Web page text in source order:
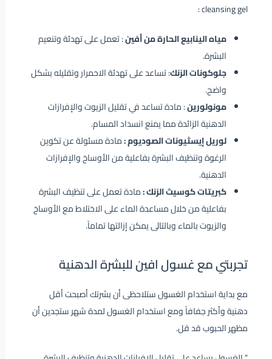
cleansing gel :
مياه الينابيع الحارة من أفين: تعمل على تهدئة وتنعيم
البشرة.
جلوكونات الزنك: تساعد على تهدئة الاحمرار وتقليله بشكل
واضح.
مونولورين: مادة تساعد في تقليل الزيوت والإفرازات
الدهنية الزائدة مما يمنع انسداد المسام.
لوريل إيسثيونات الصوديوم :مادة مسئولة عن تكوين
الرغوة وتنظيف البشرة بفاعلية من الأوساخ والإفرازات
الدهنية.
كبريتات كوسيث الزنك :مادة تعمل على تنظيف البشرة
بفاعلية من خلال مساعدة الماء على الاختلاط مع الأوساخ
والزيوت بالماء وبالتالى يمكن إزالتها تماماً.
تجربتي مع غسول افين للبشرة الدهنية
مع بداية استخدام الغسول ستلاحظى أن بشرتك أصبحت أقل
دهنية وأكثر جفافاً ومع استخدام الغسول لمدة شهر ستجدين أن
مظهر الحبوب قد قل.